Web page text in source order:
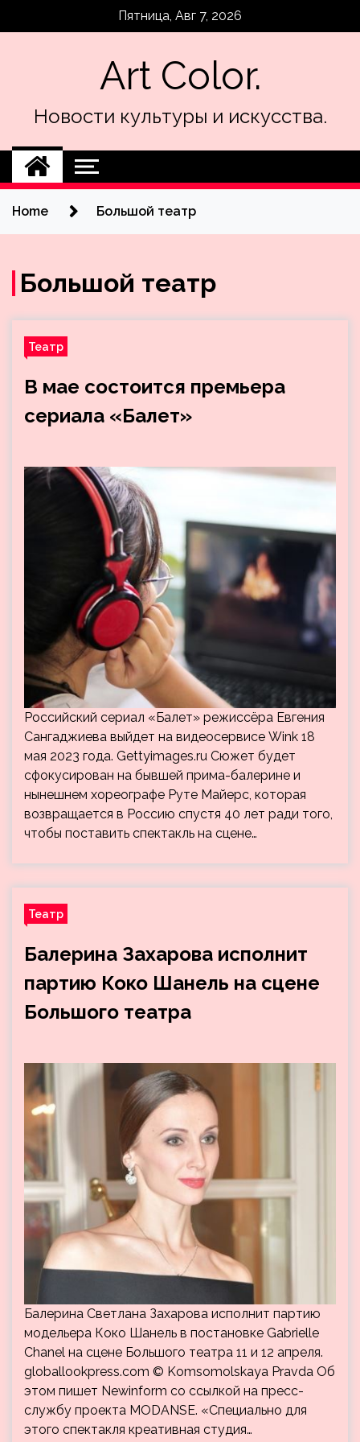
Пятница, Авг 7, 2026
Art Color.
Новости культуры и искусства.
Home Большой театр
Большой театр
Театр
В мае состоится премьера
сериала «Балет»
Российский сериал «Балет» режиссёра Евгения
Сангаджиева выйдет на видеосервисе Wink 18
мая 2023 года. Gettyimages.ru Сюжет будет
сфокусирован на бывшей прима-балерине и
нынешнем хореографе Руте Майерс, которая
возвращается в Россию спустя 40 лет ради того,
чтобы поставить спектакль на сцене…
Театр
Балерина Захарова исполнит
партию Коко Шанель на сцене
Большого театра
Балерина Светлана Захарова исполнит партию
модельера Коко Шанель в постановке Gabrielle
Chanel на сцене Большого театра 11 и 12 апреля.
globallookpress.com © Komsomolskaya Pravda Об
этом пишет Newinform со ссылкой на пресс-
службу проекта MODANSE. «Специально для
этого спектакля креативная студия…